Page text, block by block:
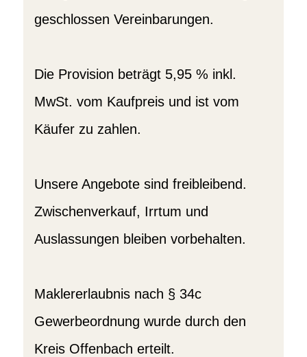
geschlossen Vereinbarungen.
Die Provision beträgt 5,95 % inkl.
MwSt. vom Kaufpreis und ist vom
Käufer zu zahlen.
Unsere Angebote sind freibleibend.
Zwischenverkauf, Irrtum und
Auslassungen bleiben vorbehalten.
Maklererlaubnis nach § 34c
Gewerbeordnung wurde durch den
Kreis Offenbach erteilt.